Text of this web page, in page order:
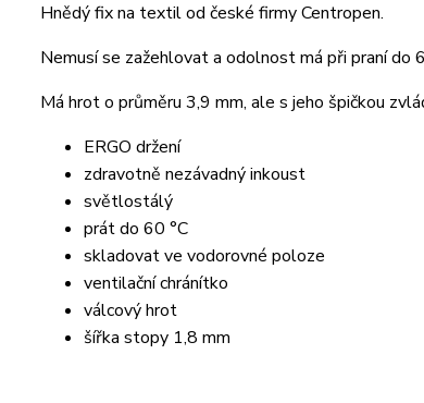
Hnědý fix na textil od české firmy Centropen.
Nemusí se zažehlovat a odolnost má při praní do
Má hrot o průměru 3,9 mm, ale s jeho špičkou
ERGO držení
zdravotně nezávadný inkoust
světlostálý
prát do 60 °C
skladovat ve vodorovné poloze
ventilační chránítko
válcový hrot
šířka stopy 1,8 mm